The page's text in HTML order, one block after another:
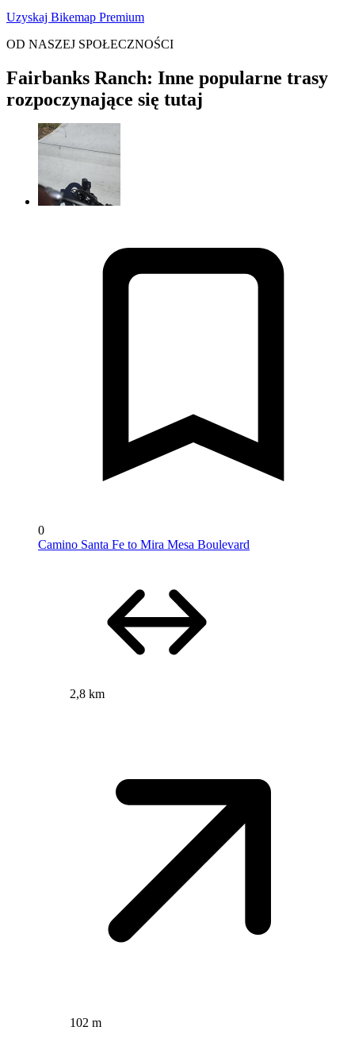
Uzyskaj Bikemap Premium
OD NASZEJ SPOŁECZNOŚCI
Fairbanks Ranch: Inne popularne trasy
rozpoczynające się tutaj
0
Camino Santa Fe to Mira Mesa Boulevard
2,8 km
102 m